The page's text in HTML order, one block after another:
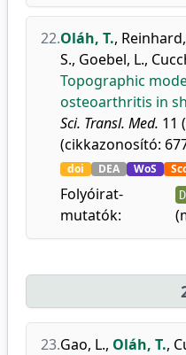
22.Oláh, T., Reinhard,
S., Goebel, L.,
Topographic
osteoarthritis in
Sci. Transl. Med. 11
(cikkazonosító:
doi DEA WoS
Folyóirat-
mutatók:
23.Gao, L., Oláh, T.,